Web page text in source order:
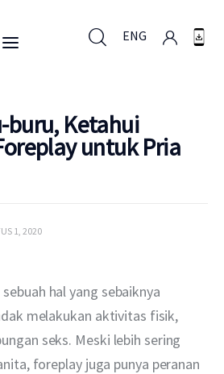
ENG
ENG
buru, Ketahui
untuk Pria
1, 2020
hal yang sebaiknya
melakukan aktivitas fisik,
seks. Meski lebih sering
foreplay juga punya peranan